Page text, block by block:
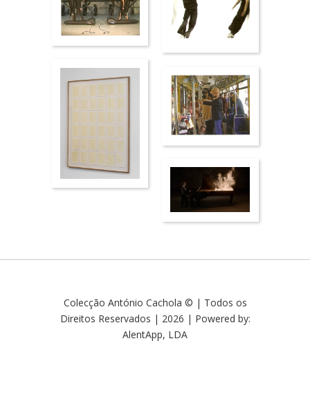
Colecção António Cachola © | Todos os
Direitos Reservados | 2026 | Powered by:
AlentApp, LDA